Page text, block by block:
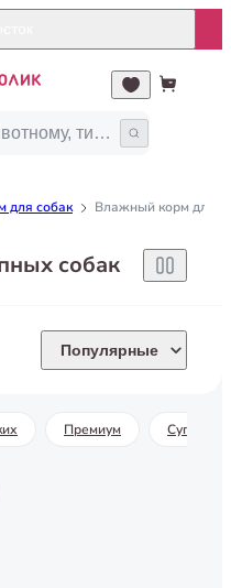
для собак Влажный корм для
собак
Популярные
Премиум Супер